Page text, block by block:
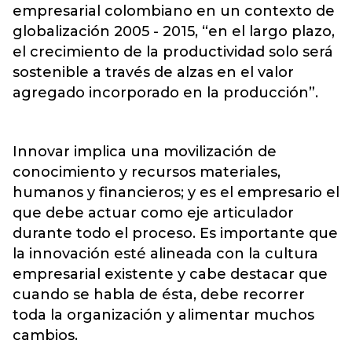
empresarial colombiano en un contexto de
globalización 2005 - 2015, “en el largo plazo,
el crecimiento de la productividad solo será
sostenible a través de alzas en el valor
agregado incorporado en la producción”.
Innovar implica una movilización de
conocimiento y recursos materiales,
humanos y financieros; y es el empresario el
que debe actuar como eje articulador
durante todo el proceso. Es importante que
la innovación esté alineada con la cultura
empresarial existente y cabe destacar que
cuando se habla de ésta, debe recorrer
toda la organización y alimentar muchos
cambios.